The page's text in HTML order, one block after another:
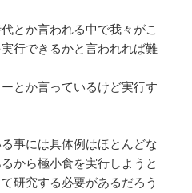
とか言われる中で我々がこ
行できるかと言われれば難
とか言っているけど実行す
事には具体例はほとんどな
から極小食を実行しようと
研究する必要があるだろう